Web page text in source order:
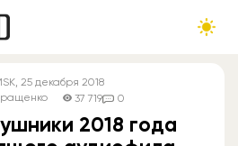
, 25 декабря 2018
37 719 0
2018 года